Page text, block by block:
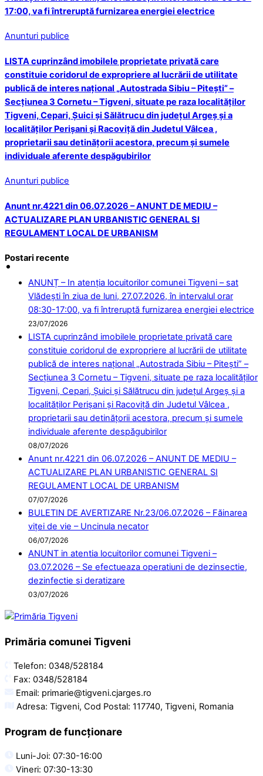
17:00, va fi întreruptă furnizarea energiei electrice
Anunturi publice
LISTA cuprinzând imobilele proprietate privată care
constituie coridorul de expropriere al lucrării de utilitate
publică de interes național „Autostrada Sibiu – Pitești” –
Secțiunea 3 Cornetu – Tigveni, situate pe raza localităților
Tigveni, Cepari, Șuici și Sălătrucu din județul Argeș și a
localităților Perișani și Racoviță din Judetul Vâlcea ,
proprietarii sau detinățorii acestora, precum și sumele
individuale aferente despăgubirilor
Anunturi publice
Anunt nr.4221 din 06.07.2026 – ANUNT DE MEDIU –
ACTUALIZARE PLAN URBANISTIC GENERAL SI
REGULAMENT LOCAL DE URBANISM
Postari recente
ANUNȚ – In atenția locuitorilor comunei Tigveni – sat
Vlădești în ziua de luni, 27.07.2026, în intervalul orar
08:30-17:00, va fi întreruptă furnizarea energiei electrice
23/07/2026
LISTA cuprinzând imobilele proprietate privată care
constituie coridorul de expropriere al lucrării de utilitate
publică de interes național „Autostrada Sibiu – Pitești” –
Secțiunea 3 Cornetu – Tigveni, situate pe raza localităților
Tigveni, Cepari, Șuici și Sălătrucu din județul Argeș și a
localităților Perișani și Racoviță din Judetul Vâlcea ,
proprietarii sau detinățorii acestora, precum și sumele
individuale aferente despăgubirilor
08/07/2026
Anunt nr.4221 din 06.07.2026 – ANUNT DE MEDIU –
ACTUALIZARE PLAN URBANISTIC GENERAL SI
REGULAMENT LOCAL DE URBANISM
07/07/2026
BULETIN DE AVERTIZARE Nr.23/06.07.2026 – Făinarea
viței de vie – Uncinula necator
06/07/2026
ANUNT in atentia locuitorilor comunei Tigveni –
03.07.2026 – Se efectueaza operatiuni de dezinsectie,
dezinfectie si deratizare
03/07/2026
Primăria comunei Tigveni
Telefon: 0348/528184
Fax: 0348/528184
Email: primarie@tigveni.cjarges.ro
Adresa: Tigveni, Cod Postal: 117740, Tigveni, Romania
Program de funcționare
Luni-Joi: 07:30-16:00
Vineri: 07:30-13:30